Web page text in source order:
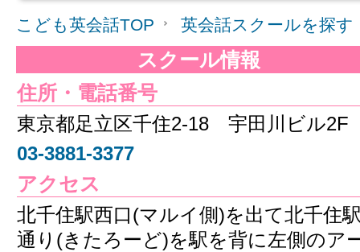
こども英会話TOP 英会話スクールを探す
スクール情報
住所・電話番号
東京都足立区千住2-18 宇田川ビル2F
03-3881-3377
アクセス
北千住駅西口(マルイ側)を出て北千住
通り(きたろーど)を駅を背に左側のア